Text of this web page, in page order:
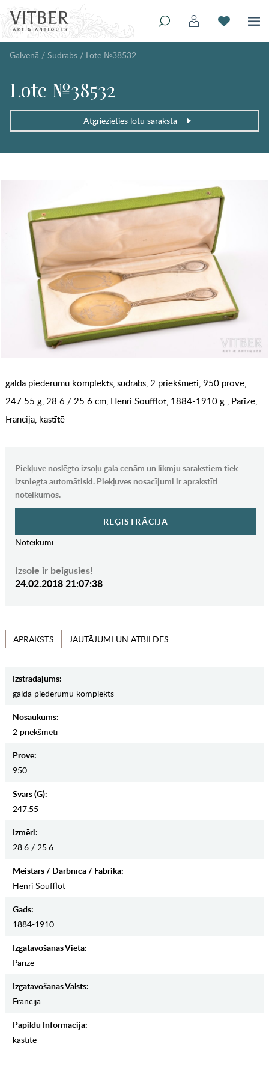
Galvenā / Sudrabs / Lote №38532
Lote №38532
Atgriezieties lotu sarakstā
galda piederumu komplekts, sudrabs, 2 priekšmeti, 950 prove,
247.55 g, 28.6 / 25.6 cm, Henri Soufflot, 1884-1910 g., Parīze,
Francija, kastītē
Piekļuve noslēgto izsoļu gala cenām un likmju sarakstiem tiek
izsniegta automātiski. Piekļuves nosacījumi ir aprakstīti
noteikumos.
REĢISTRĀCIJA
Noteikumi
Izsole ir beigusies!
24.02.2018 21:07:38
APRAKSTS JAUTĀJUMI UN ATBILDES
Izstrādājums:
galda piederumu komplekts
Nosaukums:
2 priekšmeti
Prove:
950
Svars (g):
247.55
Izmēri:
28.6 / 25.6
Meistars / Darbnīca / Fabrika:
Henri Soufflot
Gads:
1884-1910
Izgatavošanas Vieta:
Parīze
Izgatavošanas Valsts:
Francija
Papildu Informācija:
kastītē